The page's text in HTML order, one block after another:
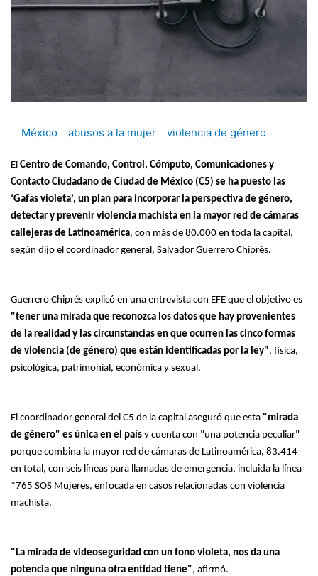
México abusos a la mujer violencia de género
El Centro de Comando, Control, Cómputo, Comunicaciones y
Contacto Ciudadano de Ciudad de México (C5) se ha puesto las
‘Gafas violeta’, un plan para incorporar la perspectiva de género,
detectar y prevenir violencia machista en la mayor red de cámaras
callejeras de Latinoamérica, con más de 80.000 en toda la capital,
según dijo el coordinador general, Salvador Guerrero Chiprés.
Guerrero Chiprés explicó en una entrevista con EFE que el objetivo es
"tener una mirada que reconozca los datos que hay provenientes
de la realidad y las circunstancias en que ocurren las cinco formas
de violencia (de género) que están identificadas por la ley", física,
psicológica, patrimonial, económica y sexual.
El coordinador general del C5 de la capital aseguró que esta "mirada
de género" es única en el país y cuenta con "una potencia peculiar"
porque combina la mayor red de cámaras de Latinoamérica, 83.414
en total, con seis líneas para llamadas de emergencia, incluida la línea
*765 SOS Mujeres, enfocada en casos relacionadas con violencia
machista.
"La mirada de videoseguridad con un tono violeta, nos da una
potencia que ninguna otra entidad tiene", afirmó.